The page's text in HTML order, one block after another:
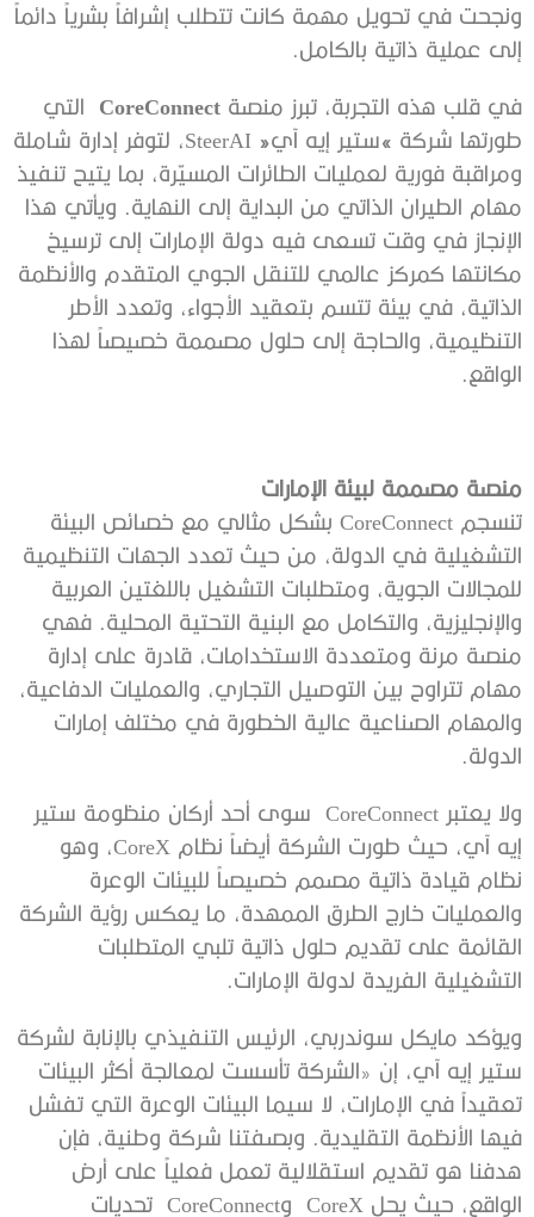
ونجحت في تحويل مهمة كانت تتطلب إشرافاً بشرياً دائماً
إلى عملية ذاتية بالكامل.
في قلب هذه التجربة، تبرز منصة CoreConnect التي
طورتها شركة »ستير إيه آي«
SteerAI، لتوفر إدارة شاملة
ومراقبة فورية لعمليات الطائرات المسيّرة، بما يتيح تنفيذ
مهام الطيران الذاتي من البداية إلى النهاية. ويأتي هذا
الإنجاز في وقت تسعى فيه دولة الإمارات إلى ترسيخ
مكانتها كمركز عالمي للتنقل الجوي المتقدم والأنظمة
الذاتية، في بيئة تتسم بتعقيد الأجواء، وتعدد الأطر
التنظيمية، والحاجة إلى حلول مصممة خصيصاً لهذا
الواقع.
منصة مصممة لبيئة الإمارات
تنسجم CoreConnect بشكل مثالي مع خصائص البيئة
التشغيلية في الدولة، من حيث تعدد الجهات التنظيمية
للمجالات الجوية، ومتطلبات التشغيل باللغتين العربية
والإنجليزية، والتكامل مع البنية التحتية المحلية. فهي
منصة مرنة ومتعددة الاستخدامات، قادرة على إدارة
مهام تتراوح بين التوصيل التجاري، والعمليات الدفاعية،
والمهام الصناعية عالية الخطورة في مختلف إمارات
الدولة.
ولا يعتبر CoreConnect سوى أحد أركان منظومة ستير
إيه آي، حيث طورت الشركة أيضاً نظام CoreX، وهو
نظام قيادة ذاتية مصمم خصيصاً للبيئات الوعرة
والعمليات خارج الطرق الممهدة، ما يعكس رؤية الشركة
القائمة على تقديم حلول ذاتية تلبي المتطلبات
التشغيلية الفريدة لدولة الإمارات.
ويؤكد مايكل سوندربي، الرئيس التنفيذي بالإنابة لشركة
ستير إيه آي، إن «الشركة تأسست لمعالجة أكثر البيئات
تعقيداً في الإمارات، لا سيما البيئات الوعرة التي تفشل
فيها الأنظمة التقليدية. وبصفتنا شركة وطنية، فإن
هدفنا هو تقديم استقلالية تعمل فعلياً على أرض
الواقع، حيث يحل CoreX وCoreConnect تحديات